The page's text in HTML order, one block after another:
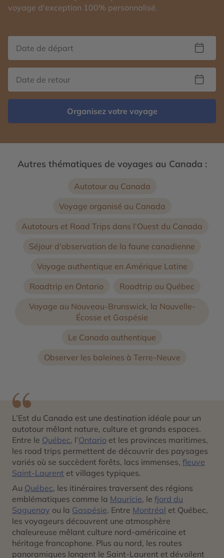
voyage d'exception 100% personnalisé.
Organisez votre voyage
Autres thématiques de voyages au Canada :
Autotour au Canada
Voyage organisé au Canada
Autotours et Road Trips dans l’Ouest du Canada
Séjour d'observation de la faune canadienne
Voyage authentique en Amérique Latine
Roadtrip en Ontario
Roadtrip au Québec
Voyage au Nouveau-Brunswick, la Nouvelle-
Écosse et Gaspésie
Le Canada authentique
Observer les baleines à Terre-Neuve
L’Est du Canada est une destination idéale pour un
autotour mêlant nature, culture et grands espaces.
Entre le Québec, l’Ontario et les provinces maritimes,
les road trips permettent de découvrir des paysages
variés où se succèdent forêts, lacs immenses, fleuve
Saint-Laurent et villages typiques.
Au Québec, les itinéraires traversent des régions
emblématiques comme la Mauricie, le fjord du
Saguenay ou la Gaspésie. Entre Montréal et Québec,
les voyageurs découvrent une atmosphère
chaleureuse mêlant culture nord-américaine et
héritage francophone. Plus au nord, les routes
panoramiques longent le Saint-Laurent et dévoilent